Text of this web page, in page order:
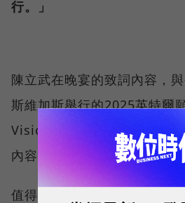
行。」
陳立武在晚宴的致詞內容，
斯維加斯舉行的2025英特爾
Vision 2025）上（陳立武上
內容如出一轍。
值得注意的是，對於